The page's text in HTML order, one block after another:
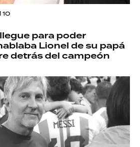
10
para poder
Lionel de su papá
detrás del campeón